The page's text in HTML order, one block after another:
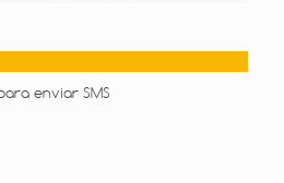
enviar SMS